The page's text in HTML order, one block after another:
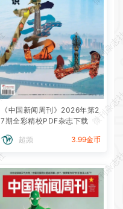
《中国新闻周刊》2026年第2
7期全彩精校PDF杂志下载
超频 3.99金币
微刊杂
微刊杂
微刊杂